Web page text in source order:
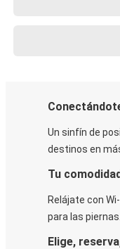
Un sinfín de
destinos en
Tu
Relájate con
para las
Elige,